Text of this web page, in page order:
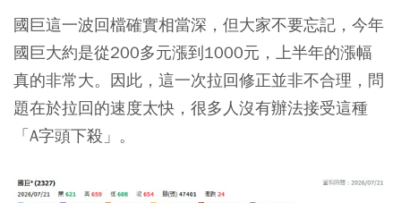
國巨這一波回檔確實相當深，但大家不要忘記，今年
國巨大約是從200多元漲到1000元，上半年的漲幅
真的非常大。因此，這一次拉回修正並非不合理，問
題在於拉回的速度太快，很多人沒有辦法接受這種
「A字頭下殺」。